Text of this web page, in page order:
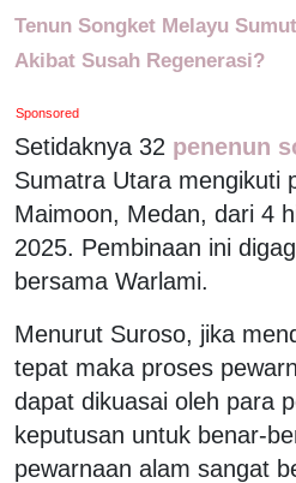
Tenun Songket Melayu
Akibat Susah Regenerasi?
Sponsored
Setidaknya 32 penenun
Sumatra Utara mengikuti
Maimoon, Medan, dari 4
2025. Pembinaan ini
bersama Warlami.
Menurut Suroso, jika
tepat maka proses
dapat dikuasai oleh para
keputusan untuk benar-
pewarnaan alam sangat